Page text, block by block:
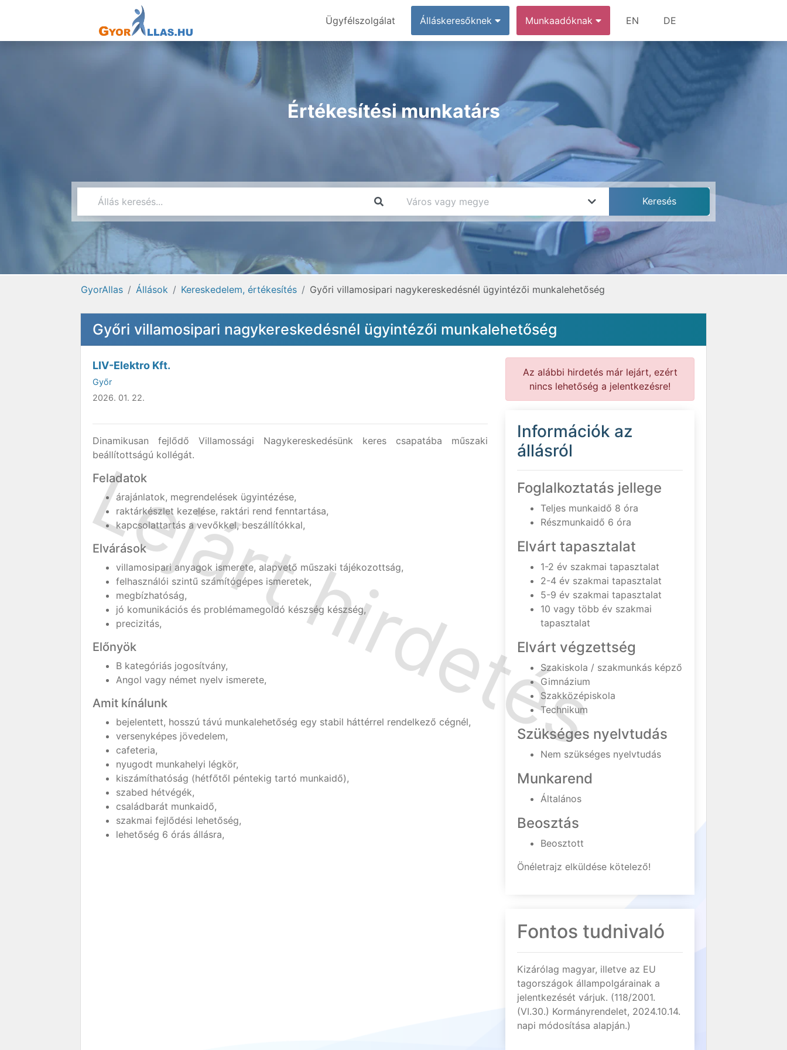
Ügyfélszolgálat Álláskeresőknek Munkaadóknak EN DE
Értékesítési munkatárs
GyorAllas Állások Kereskedelem, értékesítés Győri villamosipari nagykereskedésnél ügyintézői munkalehetőség
Győri villamosipari nagykereskedésnél ügyintézői munkalehetőség
LIV-Elektro Kft.
Győr
2026. 01. 22.
Dinamikusan fejlődő Villamossági Nagykereskedésünk keres csapatába műszaki
beállítottságú kollégát.
Feladatok
árajánlatok, megrendelések ügyintézése,
raktárkészlet kezelése, raktári rend fenntartása,
kapcsolattartás a vevőkkel, beszállítókkal,
Elvárások
villamosipari anyagok ismerete, alapvető műszaki tájékozottság,
felhasználói szintű számítógépes ismeretek,
megbízhatóság,
jó komunikációs és problémamegoldó készség készség,
precizitás,
Előnyök
B kategóriás jogosítvány,
Angol vagy német nyelv ismerete,
Amit kínálunk
bejelentett, hosszú távú munkalehetőség egy stabil háttérrel rendelkező cégnél,
versenyképes jövedelem,
cafeteria,
nyugodt munkahelyi légkör,
kiszámíthatóság (hétfőtől péntekig tartó munkaidő),
szabed hétvégék,
családbarát munkaidő,
szakmai fejlődési lehetőség,
lehetőség 6 órás állásra,
Az alábbi hirdetés már lejárt, ezért
nincs lehetőség a jelentkezésre!
Információk az
állásról
Foglalkoztatás jellege
Teljes munkaidő 8 óra
Részmunkaidő 6 óra
Elvárt tapasztalat
1-2 év szakmai tapasztalat
2-4 év szakmai tapasztalat
5-9 év szakmai tapasztalat
10 vagy több év szakmai
tapasztalat
Elvárt végzettség
Szakiskola / szakmunkás képző
Gimnázium
Szakközépiskola
Technikum
Szükséges nyelvtudás
Nem szükséges nyelvtudás
Munkarend
Általános
Beosztás
Beosztott
Önéletrajz elküldése kötelező!
Fontos tudnivaló
Kizárólag magyar, illetve az EU
tagországok állampolgárainak a
jelentkezését várjuk. (118/2001.
(VI.30.) Kormányrendelet, 2024.10.14.
napi módosítása alapján.)